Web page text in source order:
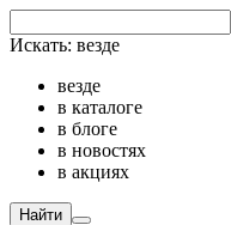
Искать: везде
везде
в каталоге
в блоге
в новостях
в акциях
Найти